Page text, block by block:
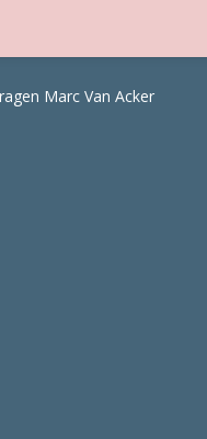
Marc Van Acker